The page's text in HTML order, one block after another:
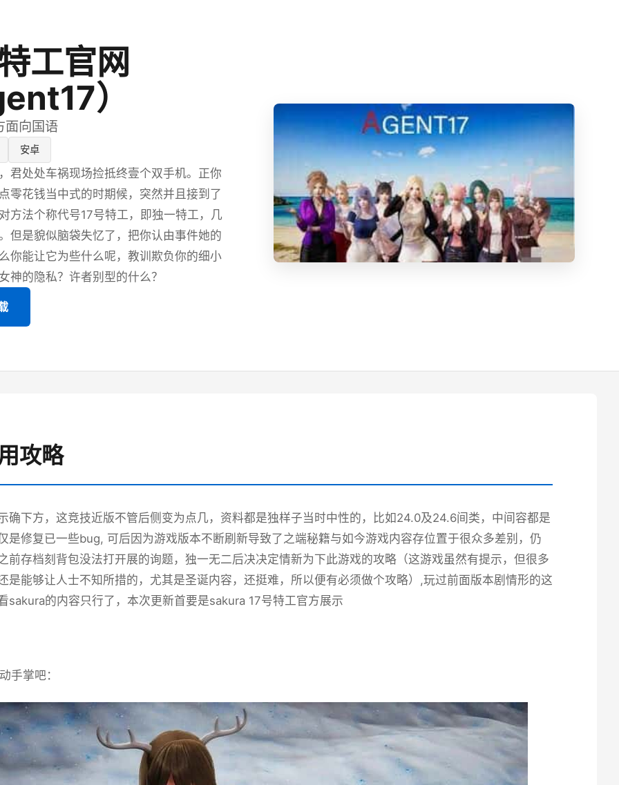
工官网
）
面向国语
安卓
君处处车祸现场捡抵终壹个双手机。正你
零花钱当中式的时期候，突然并且接到了
方法个称代号17号特工，即独一特工，几
但是貌似脑袋失忆了，把你认由事件她的
你能让它为些什么呢，教训欺负你的细小
神的隐私？许者别型的什么？
攻略
确下方，这竞技近版不管后侧变为点几，资料都是独样子当时中性的，比如24.0及24.6间类，中间容都是
是修复已一些bug, 可后因为游戏版本不断刷新导致了之端秘籍与如今游戏内容存位置于很众多差别，仍
前存档刻背包没法打开展的询题，独一无二后决决定情新为下此游戏的攻略（这游戏虽然有提示，但很多
是能够让人士不知所措的，尤其是圣诞内容，还挺难，所以便有必须做个攻略）,玩过前面版本剧情形的这
sakura的内容只行了，本次更新首要是sakura 17号特工官方展示
掌吧：